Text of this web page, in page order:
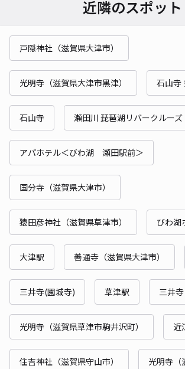
近隣のスポット
戸隠神社（滋賀県大津市）
光明寺（滋賀県大津市黒津） 石山寺
石山寺 瀬田川 琵琶湖リバークルーズ
アパホテル＜びわ湖 瀬田駅前＞
国分寺（滋賀県大津市）
猿田彦神社（滋賀県草津市） びわ湖
大津駅 善通寺（滋賀県大津市）
三井寺(園城寺) 草津駅 三井寺
光明寺（滋賀県草津市駒井沢町） 近
住吉神社（滋賀県守山市） 光明寺（